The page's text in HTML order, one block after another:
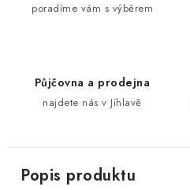
poradíme vám s výběrem
Půjčovna a prodejna
najdete nás v Jihlavě
Popis produktu